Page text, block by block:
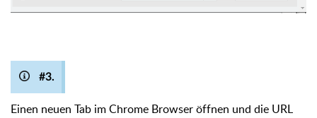
#3.
Einen neuen Tab im Chrome Browser öffnen und die URL